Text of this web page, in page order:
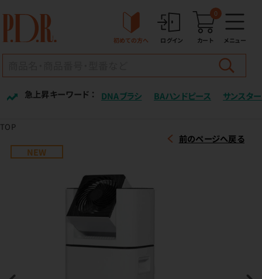
初めての方へ ログイン カート
0
メニュー
急上昇キーワード ： DNAブラシ BAハンドピース サンスター
TOP
前のページへ戻る
NEW